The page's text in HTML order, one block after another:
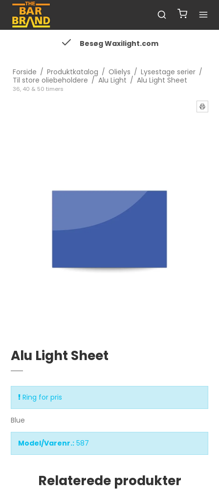
Besøg Waxilight.com
Forside / Produktkatalog / Olielys / Lysestage serier /
Til store oliebeholdere
36, 40 & 50 timers
/ Alu Light / Alu Light Sheet
Alu Light Sheet
Ring for pris
Blue
Model/Varenr.: 587
Relaterede produkter